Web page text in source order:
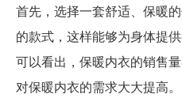
首先，选择一套舒适、保暖
的款式，这样能够为身体提
可以看出，保暖内衣的销售
对保暖内衣的需求大大提高。